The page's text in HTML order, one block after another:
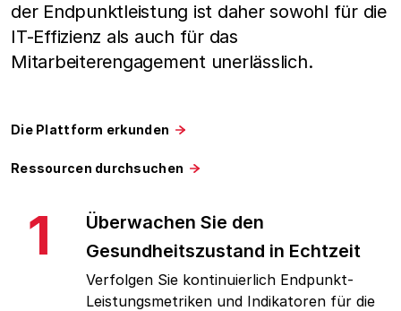
der Endpunktleistung ist daher sowohl für die
IT-Effizienz als auch für das
Mitarbeiterengagement unerlässlich.
Die Plattform erkunden
Ressourcen durchsuchen
1
Überwachen Sie den
Gesundheitszustand in Echtzeit
Verfolgen Sie kontinuierlich Endpunkt-
Leistungsmetriken und Indikatoren für die